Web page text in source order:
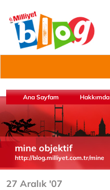
Ana Sayfam Hakkımda
mine objektif
http://blog.milliyet.com.tr/mine
27 Aralık '07